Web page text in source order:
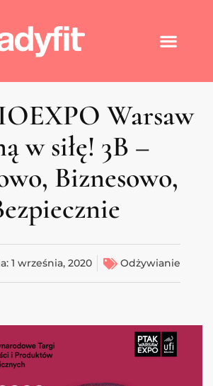
Warsaw
w siłę! 3B –
Biznesowo,
1 września, 2020 Odżywianie